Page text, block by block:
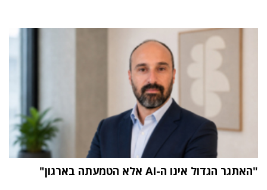
"האתגר הגדול אינו ה-AI אלא הטמעתה בארגון"